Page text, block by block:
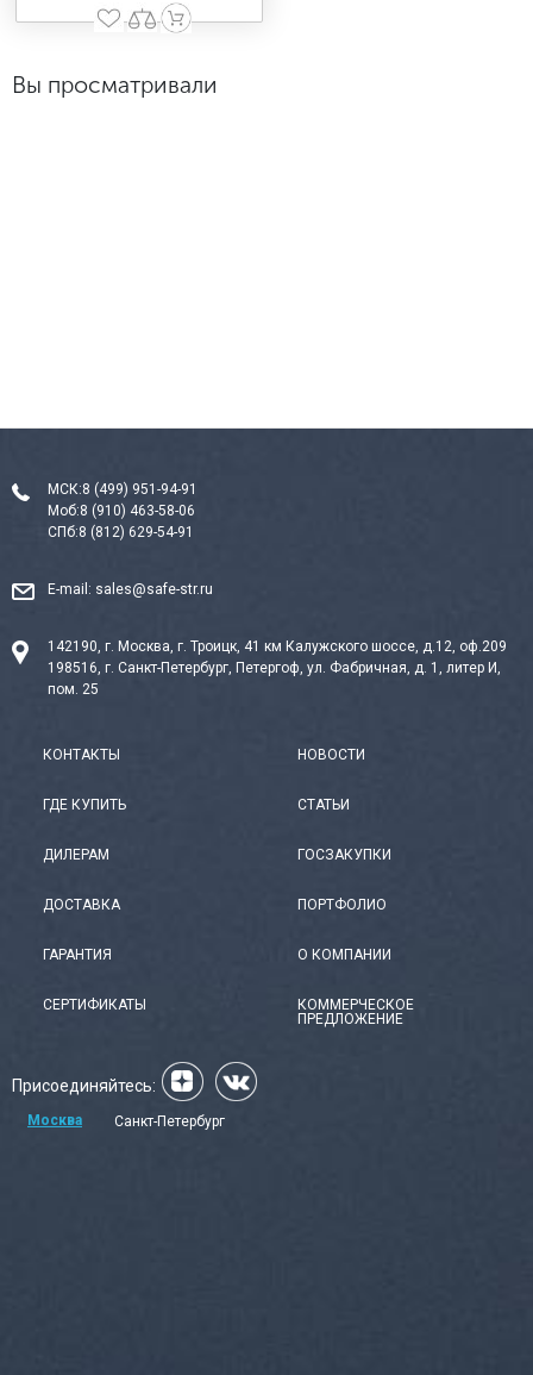
Вы просматривали
МСК:8 (499) 951-94-91
Моб:8 (910) 463-58-06
СПб:8 (812) 629-54-91
E-mail: sales@safe-str.ru
142190, г. Москва, г. Троицк, 41 км Калужского шоссе, д.12, оф.209
198516, г. Санкт-Петербург, Петергоф, ул. Фабричная, д. 1, литер И,
пом. 25
КОНТАКТЫ
ГДЕ КУПИТЬ
ДИЛЕРАМ
ДОСТАВКА
ГАРАНТИЯ
СЕРТИФИКАТЫ
НОВОСТИ
СТАТЬИ
ГОСЗАКУПКИ
ПОРТФОЛИО
О КОМПАНИИ
КОММЕРЧЕСКОЕ
ПРЕДЛОЖЕНИЕ
Присоединяйтесь:
Москва Санкт-Петербург